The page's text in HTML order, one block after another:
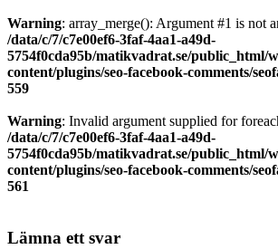
Warning: array_merge(): Argument #1 is not
/data/c/7/c7e00ef6-3faf-4aa1-a49d-
5754f0cda95b/matikvadrat.se/public_html/
content/plugins/seo-facebook-comments/
559
Warning: Invalid argument supplied for
/data/c/7/c7e00ef6-3faf-4aa1-a49d-
5754f0cda95b/matikvadrat.se/public_html/
content/plugins/seo-facebook-comments/
561
Lämna ett svar